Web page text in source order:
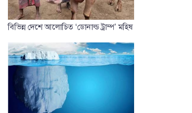
বিভিন্ন দেশে আলোচিত ‘ডোনাল্ড ট্রাম্প’ মহিষ